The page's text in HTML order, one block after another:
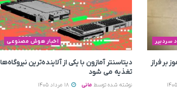
سردبیر
بر فراز
اخبار هوش مصنوعی
دیتاسنتر آمازون با یکی از آلاینده‌ترین نیروگاه‌ها
تغذیه می‌ شود
نوشته شده توسط مانی